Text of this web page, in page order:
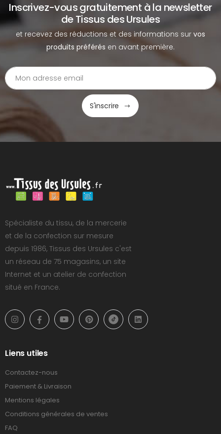
Inscrivez-vous gratuitement à la newsletter
de Tissus des Ursules
et recevez des réductions et des informations sur vos
produits préférés en avant première.
S'inscrire
Spécialiste du tissu, de la mercerie
et de la confection sur mesure
depuis 1986, Tissus des Ursules c'est
un réseau de 75 magasins, un site
Internet et un atelier de confection
situé en France.
Liens utiles
Contactez-nous
Paiement & Livraison
Mentions légales
Conditions générales de ventes
FAQ